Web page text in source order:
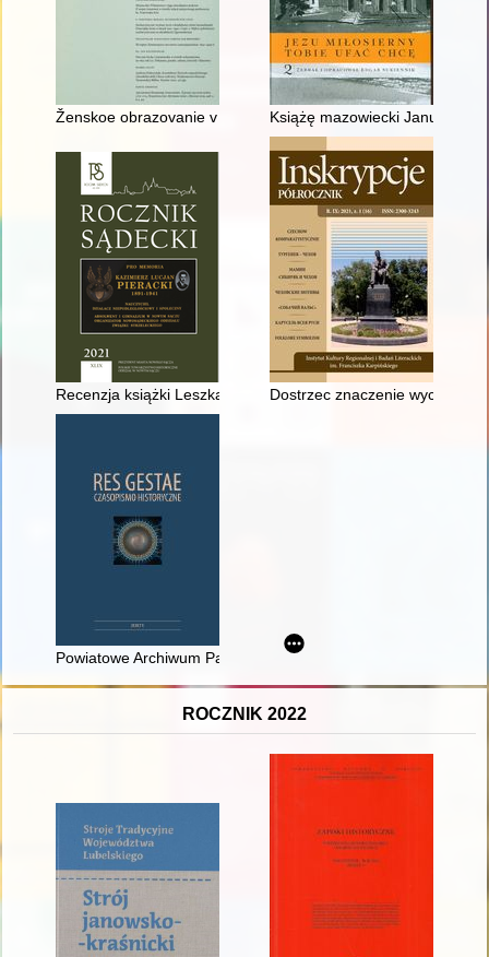
Ženskoe obrazovanie v sem'âh pol'skoj šlâhty Kievskoj
Książę mazowiecki Janusz I
Recenzja książki Leszka Migrały "Historia Starego Sącza w
Dostrzec znaczenie
Powiatowe Archiwum Państwowe w Krakowie 1959-1975
ROCZNIK 2022